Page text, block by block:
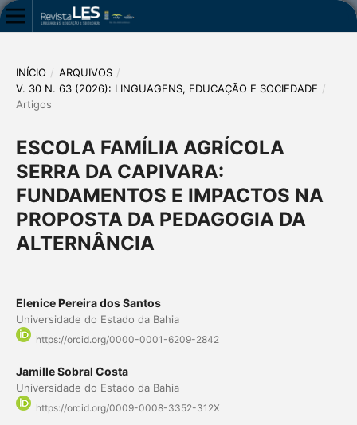
INÍCIO / ARQUIVOS /
V. 30 N. 63 (2026): LINGUAGENS, EDUCAÇÃO E SOCIEDADE /
Artigos
ESCOLA FAMÍLIA AGRÍCOLA
SERRA DA CAPIVARA:
FUNDAMENTOS E IMPACTOS NA
PROPOSTA DA PEDAGOGIA DA
ALTERNÂNCIA
Elenice Pereira dos Santos
Universidade do Estado da Bahia
https://orcid.org/0000-0001-6209-2842
Jamille Sobral Costa
Universidade do Estado da Bahia
https://orcid.org/0009-0008-3352-312X